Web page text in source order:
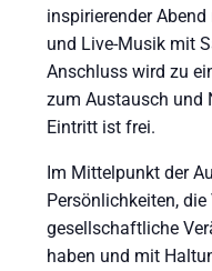
inspirierender
und Live-Musik mit
Anschluss wird zu
zum Austausch und
Eintritt ist frei.
Im Mittelpunkt der
Persönlichkeiten,
gesellschaftliche
haben und mit